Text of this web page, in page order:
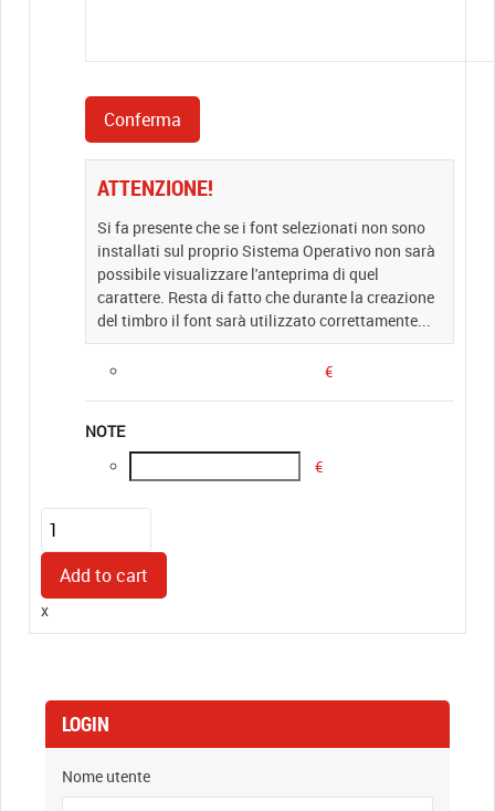
ATTENZIONE!
Si fa presente che se i font selezionati non sono
installati sul proprio Sistema Operativo non sarà
possibile visualizzare l'anteprima di quel
carattere. Resta di fatto che durante la creazione
del timbro il font sarà utilizzato correttamente...
€
NOTE
€
Timbro
Manuale
Plastica
(30x110mm)
quantity
Add to cart
x
LOGIN
Nome utente